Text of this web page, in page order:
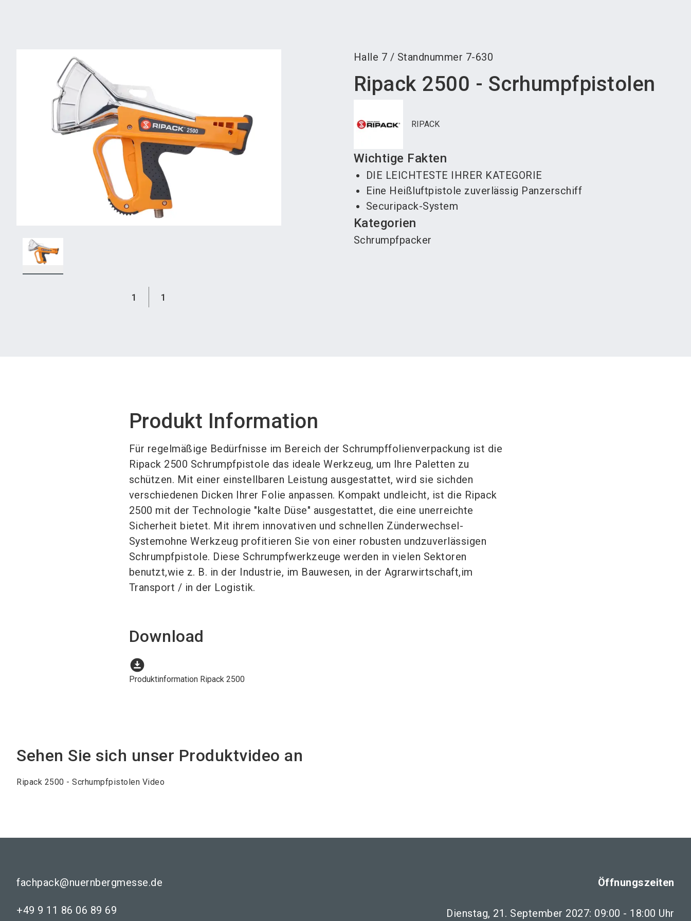
1 1
Halle 7 / Standnummer 7-630
Ripack 2500 - Scrhumpfpistolen
RIPACK
Wichtige Fakten
DIE LEICHTESTE IHRER KATEGORIE
Eine Heißluftpistole zuverlässig Panzerschiff
Securipack-System
Kategorien
Schrumpfpacker
Produkt Information
Für regelmäßige Bedürfnisse im Bereich der Schrumpffolienverpackung ist die
Ripack 2500 Schrumpfpistole das ideale Werkzeug, um Ihre Paletten zu
schützen. Mit einer einstellbaren Leistung ausgestattet, wird sie sichden
verschiedenen Dicken Ihrer Folie anpassen. Kompakt undleicht, ist die Ripack
2500 mit der Technologie "kalte Düse" ausgestattet, die eine unerreichte
Sicherheit bietet. Mit ihrem innovativen und schnellen Zünderwechsel-
Systemohne Werkzeug profitieren Sie von einer robusten undzuverlässigen
Schrumpfpistole. Diese Schrumpfwerkzeuge werden in vielen Sektoren
benutzt,wie z. B. in der Industrie, im Bauwesen, in der Agrarwirtschaft,im
Transport / in der Logistik.
Download
download_for_offline
Produktinformation Ripack 2500
Sehen Sie sich unser Produktvideo an
Ripack 2500 - Scrhumpfpistolen Video
fachpack@nuernbergmesse.de
+49 9 11 86 06 89 69
Öffnungszeiten
Dienstag, 21. September 2027: 09:00 - 18:00 Uhr